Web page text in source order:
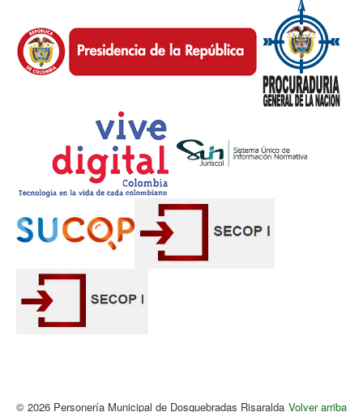
Volver arriba
© 2026 Personería Municipal de Dosquebradas Risaralda